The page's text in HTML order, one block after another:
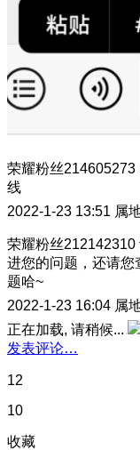
荣耀粉丝214605273
线
2022-1-23 13:51 属
荣耀粉丝212142310
进您的问题，还请您
题哈~
2022-1-23 16:04 属
正在加载, 请稍候...
发表评论…
12
10
收藏